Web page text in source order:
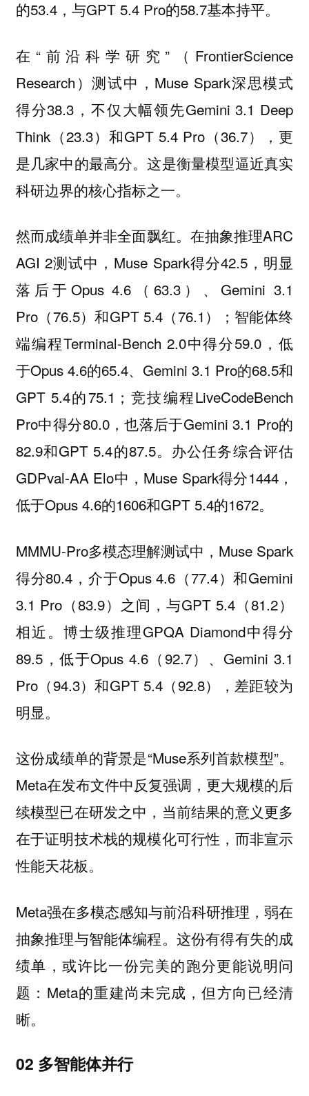
的53.4，与GPT 5.4 Pro的58.7基本持平。
在“前沿科学研究”（FrontierScience
Research）测试中，Muse Spark深思模式
得分38.3，不仅大幅领先Gemini 3.1 Deep
Think（23.3）和GPT 5.4 Pro（36.7），更
是几家中的最高分。这是衡量模型逼近真实
科研边界的核心指标之一。
然而成绩单并非全面飘红。在抽象推理ARC
AGI 2测试中，Muse Spark得分42.5，明显
落后于Opus 4.6（63.3）、Gemini 3.1
Pro（76.5）和GPT 5.4（76.1）；智能体终
端编程Terminal-Bench 2.0中得分59.0，低
于Opus 4.6的65.4、Gemini 3.1 Pro的68.5和
GPT 5.4的75.1；竞技编程LiveCodeBench
Pro中得分80.0，也落后于Gemini 3.1 Pro的
82.9和GPT 5.4的87.5。办公任务综合评估
GDPval-AA Elo中，Muse Spark得分1444，
低于Opus 4.6的1606和GPT 5.4的1672。
MMMU-Pro多模态理解测试中，Muse Spark
得分80.4，介于Opus 4.6（77.4）和Gemini
3.1 Pro（83.9）之间，与GPT 5.4（81.2）
相近。博士级推理GPQA Diamond中得分
89.5，低于Opus 4.6（92.7）、Gemini 3.1
Pro（94.3）和GPT 5.4（92.8），差距较为
明显。
这份成绩单的背景是“Muse系列首款模型”。
Meta在发布文件中反复强调，更大规模的后
续模型已在研发之中，当前结果的意义更多
在于证明技术栈的规模化可行性，而非宣示
性能天花板。
Meta强在多模态感知与前沿科研推理，弱在
抽象推理与智能体编程。这份有得有失的成
绩单，或许比一份完美的跑分更能说明问
题：Meta的重建尚未完成，但方向已经清
晰。
02 多智能体并行